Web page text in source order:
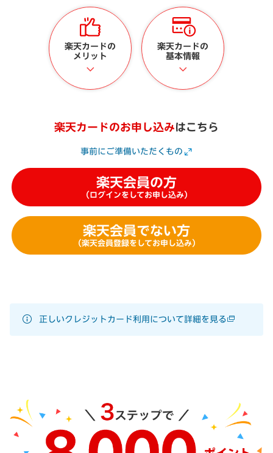
楽天カードの
メリット
楽天カードの
基本情報
楽天カードのお申し込みはこちら
事前にご準備いただくもの
楽天会員の方
（ログインをしてお申し込み）
楽天会員でない方
（楽天会員登録をしてお申し込み）
正しいクレジットカード利用について詳細を見る